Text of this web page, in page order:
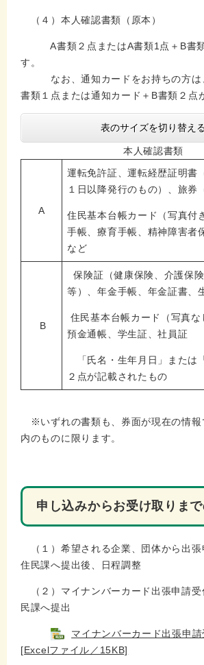
（４）本人確認書類（原本）
A書類２点またはA書類1点＋B書類
す。
なお、通知カードをお持ちの方は
書類１点または通知カード＋B書類２点
表のサイズを切り替える
本人確認書類
A
運転免許証、運転経歴証明書
１日以降発行のもの）、旅券
住民基本台帳カード（写真付
手帳、療育手帳、精神障害
など
B
保険証（健康保険、介護保
等）、年金手帳、年金証書、
住民基本台帳カード（写真な
預金通帳、学生証、社員証
「氏名・生年月日」または
２点が記載されたもの
※いずれの書類も、券面が現在の情報
内のものに限ります。
申し込みからお受け取りま
（１）希望される企業、団体から出張
住民課へ提出後、日程調整
（２）マイナンバーカード出張申請受
民課へ提出
マイナンバーカード出張申
[Excelファイル／15KB]